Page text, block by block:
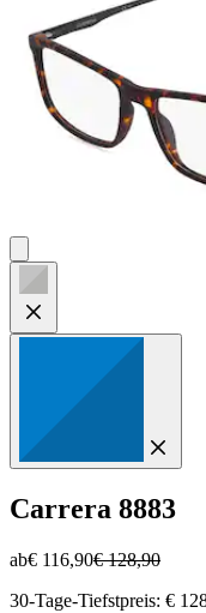
Carrera 8883
ab€ 116,90€ 128,90
30-Tage-Tiefstpreis: €